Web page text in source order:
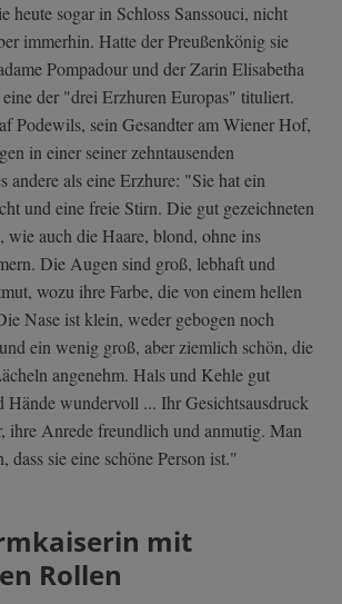
heute sogar in Schloss Sanssouci, nicht
immerhin. Hatte der Preußenkönig sie
Pompadour und der Zarin Elisabetha
der "drei Erzhuren Europas" tituliert.
Podewils, sein Gesandter am Wiener Hof,
in einer seiner zehntausenden
andere als eine Erzhure: "Sie hat ein
und eine freie Stirn. Die gut gezeichneten
wie auch die Haare, blond, ohne ins
Die Augen sind groß, lebhaft und
wozu ihre Farbe, die von einem hellen
Nase ist klein, weder gebogen noch
ein wenig groß, aber ziemlich schön, die
angenehm. Hals und Kehle gut
Hände wundervoll ... Ihr Gesichtsausdruck
ihre Anrede freundlich und anmutig. Man
dass sie eine schöne Person ist."
mit
Rollen